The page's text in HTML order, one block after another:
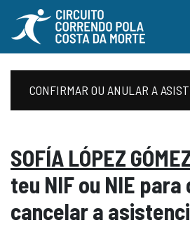
CONFIRMAR OU ANULAR A
SOFÍA LÓPEZ
teu NIF ou NIE
cancelar a